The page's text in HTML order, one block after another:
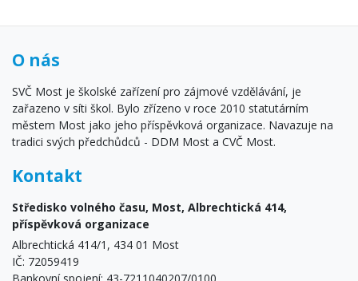
O nás
SVČ Most je školské zařízení pro zájmové vzdělávání, je
zařazeno v síti škol. Bylo zřízeno v roce 2010 statutárním
městem Most jako jeho příspěvková organizace. Navazuje na
tradici svých předchůdců - DDM Most a CVČ Most.
Kontakt
Středisko volného času, Most, Albrechtická 414,
příspěvková organizace
Albrechtická 414/1, 434 01 Most
IČ: 72059419